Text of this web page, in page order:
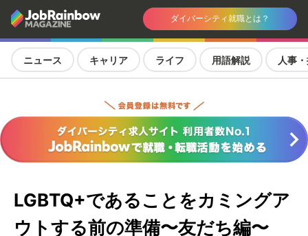
ダイバーシティ就職とは？
ニュース キャリア ライフ 用語解説 人事
LGBTQ+であることをカミングア
ウトする前の準備〜友だち編〜